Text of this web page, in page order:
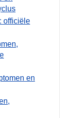
officiële
en